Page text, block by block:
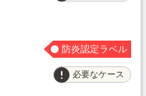
防炎認定ラベル
必要なケース